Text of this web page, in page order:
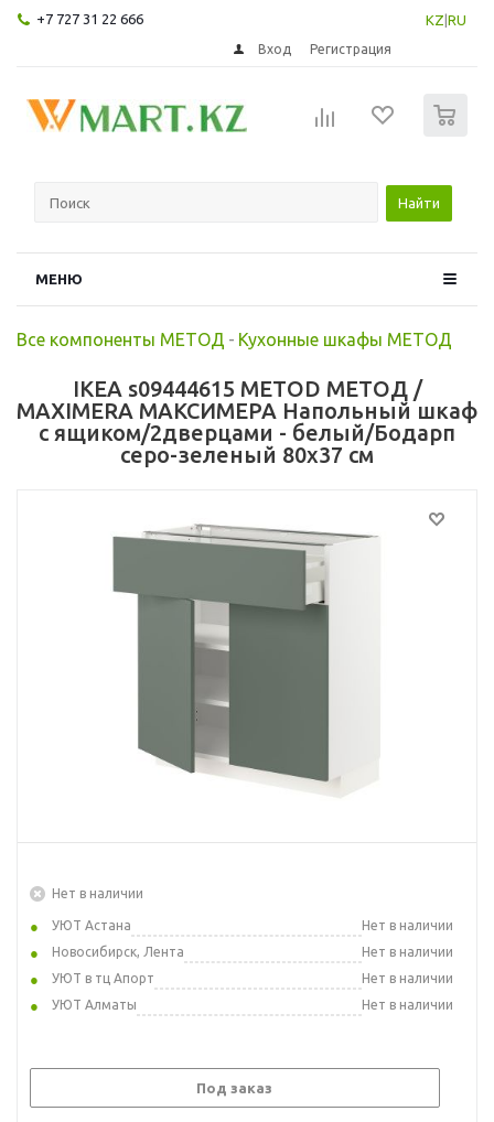
+7 727 31 22 666 KZ RU
Вход Регистрация
Найти
МЕНЮ
Все компоненты МЕТОД - Кухонные шкафы МЕТОД
IKEA s09444615 METOD МЕТОД /
MAXIMERA МАКСИМЕРА Напольный шкаф
с ящиком/2дверцами - белый/Бодарп
серо-зеленый 80x37 см
Нет в наличии
УЮТ Астана
Нет в наличии
Новосибирск, Лента
Нет в наличии
УЮТ в тц Апорт
Нет в наличии
УЮТ Алматы
Нет в наличии
Под заказ